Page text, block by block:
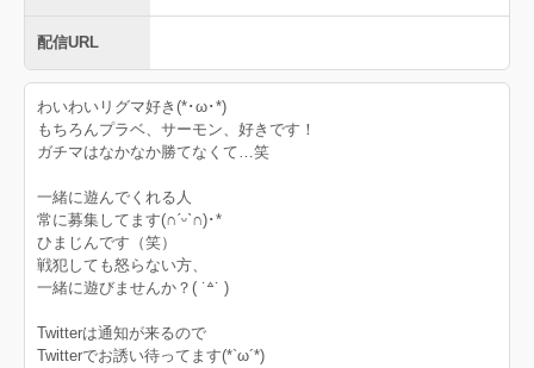
配信URL
わいわいリグマ好き(*･ω･*)
もちろんプラベ、サーモン、好きです！
ガチマはなかなか勝てなくて…笑
一緒に遊んでくれる人
常に募集してます(∩ˊᵕˋ∩)･*
ひまじんです（笑）
戦犯しても怒らない方、
一緒に遊びませんか？( ˙꒫˙ )
Twitterは通知が来るので
Twitterでお誘い待ってます(*`ω´*)